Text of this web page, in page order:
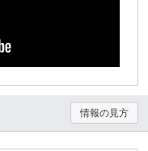
情報の見方